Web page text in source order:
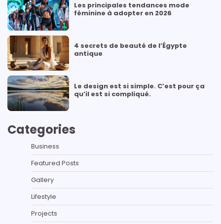
Les principales tendances mode
féminine à adopter en 2026
4 secrets de beauté de l’Égypte
antique
Le design est si simple. C’est pour ça
qu’il est si compliqué.
Categories
Business
Featured Posts
Gallery
Lifestyle
Projects